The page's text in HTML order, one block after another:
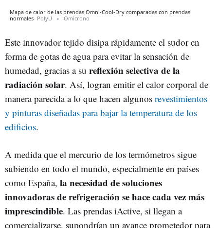
Mapa de calor de las prendas Omni-Cool-Dry comparadas con prendas
normales PolyU Omicrono
Este innovador tejido disipa rápidamente el sudor en
forma de gotas de agua para evitar la sensación de
humedad, gracias a su reflexión selectiva de la
radiación solar. Así, logran emitir el calor corporal de
manera parecida a lo que hacen algunos revestimientos
y pinturas diseñadas para bajar la temperatura de los
edificios.
A medida que el mercurio de los termómetros sigue
subiendo en todo el mundo, especialmente en países
como España, la necesidad de soluciones
innovadoras de refrigeración se hace cada vez más
imprescindible. Las prendas iActive, si llegan a
comercializarse, supondrían un avance prometedor para